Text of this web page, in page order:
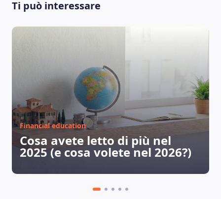
LEARNING PLATFORM
Ti può interessare
Financial education
Cosa avete letto di più nel
2025 (e cosa volete nel 2026?)